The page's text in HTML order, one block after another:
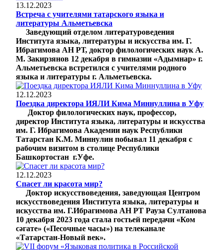
13.12.2023
Встреча с учителями татарского языка и
литературы Альметьевска
Заведующий отделом литературоведения
Института языка, литературы и искусства им. Г.
Ибрагимова АН РТ, доктор филологических наук А.
М. Закирзянов 12 декабря в гимназии «Адымнар» г.
Альметьевска встретился с учителями родного
языка и литературы г. Альметьевска.
12.12.2023
Поездка директора ИЯЛИ Кима Миннуллина в Уфу
Доктор филологических наук, профессор,
директор Института языка, литературы и искусства
им. Г. Ибрагимова Академии наук Республики
Татарстан К.М. Миннулин побывал 11 декабря с
рабочим визитом в столице Республики
Башкортостан г.Уфе.
12.12.2023
Спасет ли красота мир?
Доктор искусствоведения, заведующая Центром
искусствоведения Института языка, литературы и
искусства им. Г.Ибрагимова АН РТ Рауза Султанова
10 декабря 2023 года стала гостьей передачи «Ком
сәгате» («Песочные часы») на телеканале
«Татарстан-Новый век».